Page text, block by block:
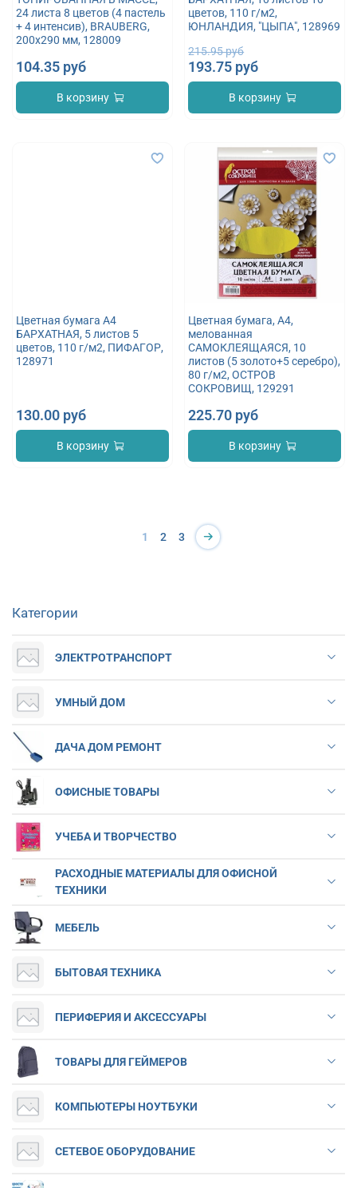
24 листа 8 цветов (4 пастель
+ 4 интенсив), BRAUBERG,
200х290 мм, 128009
104.35 руб
В корзину
цветов, 110 г/м2,
ЮНЛАНДИЯ, "ЦЫПА", 128969
215.95 руб
193.75 руб
В корзину
Цветная бумага А4
БАРХАТНАЯ, 5 листов 5
цветов, 110 г/м2, ПИФАГОР,
128971
130.00 руб
В корзину
Цветная бумага, А4,
мелованная
САМОКЛЕЯЩАЯСЯ, 10
листов (5 золото+5 серебро),
80 г/м2, ОСТРОВ
СОКРОВИЩ, 129291
225.70 руб
В корзину
1 2 3
Категории
ЭЛЕКТРОТРАНСПОРТ
УМНЫЙ ДОМ
ДАЧА ДОМ РЕМОНТ
ОФИСНЫЕ ТОВАРЫ
УЧЕБА И ТВОРЧЕСТВО
РАСХОДНЫЕ МАТЕРИАЛЫ ДЛЯ ОФИСНОЙ
ТЕХНИКИ
МЕБЕЛЬ
БЫТОВАЯ ТЕХНИКА
ПЕРИФЕРИЯ И АКСЕССУАРЫ
ТОВАРЫ ДЛЯ ГЕЙМЕРОВ
КОМПЬЮТЕРЫ НОУТБУКИ
СЕТЕВОЕ ОБОРУДОВАНИЕ